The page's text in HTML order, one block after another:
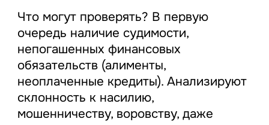
Что могут проверять? В первую
очередь наличие судимости,
непогашенных финансовых
обязательств (алименты,
неоплаченные кредиты). Анализируют
склонность к насилию,
мошенничеству, воровству, даже